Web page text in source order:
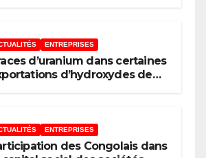
ENTREPRISES
d’uranium dans certaines
d’hydroxydes de
ENTREPRISES
des Congolais dans